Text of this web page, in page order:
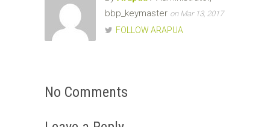
bbp_keymaster on Mar 13, 2017
FOLLOW ARAPUA
No Comments